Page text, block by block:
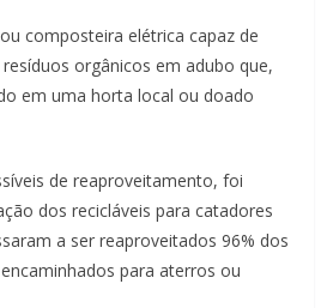
composteira elétrica capaz de
orgânicos em adubo que,
em uma horta local ou doado
de reaproveitamento, foi
dos recicláveis para catadores
a ser reaproveitados 96% dos
para aterros ou